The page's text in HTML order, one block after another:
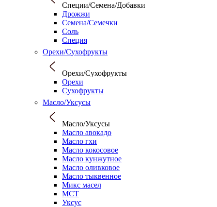
Специи/Семена/Добавки
Дрожжи
Семена/Семечки
Соль
Специя
Орехи/Сухофрукты
Орехи/Сухофрукты
Орехи
Сухофрукты
Масло/Уксусы
Масло/Уксусы
Масло авокадо
Масло гхи
Масло кокосовое
Масло кунжутное
Масло оливковое
Масло тыквенное
Микс масел
МСТ
Уксус